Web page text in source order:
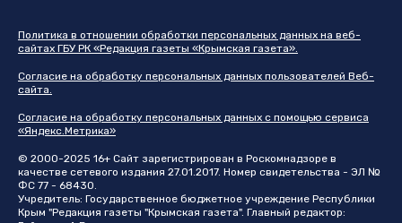
Политика в отношении обработки персональных данных на веб-
сайтах ГБУ РК «Редакция газеты «Крымская газета».
Согласие на обработку персональных данных пользователей Веб-
сайта.
Согласие на обработку персональных данных с помощью сервиса
«Яндекс.Метрика»
© 2000-2025 16+ Сайт зарегистрирован в Роскомнадзоре в
качестве сетевого издания 27.01.2017. Номер свидетельства - ЭЛ №
ФС 77 - 68430.
Учредитель: Государственное бюджетное учреждение Республики
Крым "Редакция газеты "Крымская газета". Главный редактор: